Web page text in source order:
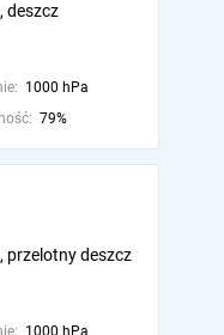
deszcz
1000 hPa
79%
przelotny deszcz
1000 hPa